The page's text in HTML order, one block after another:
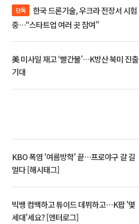
단독
중…“스타트업 여러 곳 참여”
美 미사일 재고 ‘빨간불’…K방산 북미 진출
기대
KBO 폭염 '여름방학' 끝…프로야구 갈 길
멀다 [해시태그]
빅뱅 컴백하고 튜이드 데뷔하고⋯K팝 '몇
세대'세요? [엔터로그]